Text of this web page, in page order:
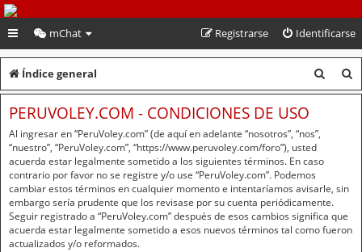
PeruVoley.com
mChat Identificarse
Registrarse
Índice general
u
u
r
PERUVOLEY.COM - CONDICIONES DE USO
Al ingresar en “PeruVoley.com” (de aquí en adelante “nosotros”, “nos”,
“nuestro”, “PeruVoley.com”, “https://www.peruvoley.com/foro”), usted
acuerda estar legalmente sometido a los siguientes términos. En caso
contrario por favor no se registre y/o use “PeruVoley.com”. Podemos
cambiar estos términos en cualquier momento e intentaríamos avisarle, sin
embargo sería prudente que los revisase por su cuenta periódicamente.
Seguir registrado a “PeruVoley.com” después de esos cambios significa que
acuerda estar legalmente sometido a esos nuevos términos tal como fueron
actualizados y/o reformados.